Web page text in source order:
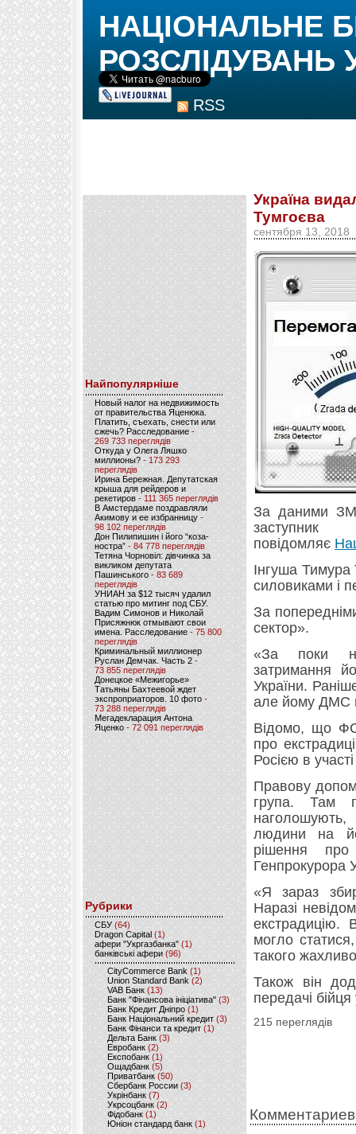
RSS
НАЦІОНАЛЬНЕ
РОЗСЛІДУВАНЬ
Найпопулярніше
Новый налог на недвижимость
от правительства Яценюка.
Платить, съехать, снести или
сжечь? Расследование-
269 733 переглядів
Откуда у Олега Ляшко
миллионы? - 173 293
переглядів
Ирина Бережная. Депутатская
крыша для рейдеров и
рекетиров - 111 365 переглядів
В Амстердаме поздравляли
Акимову и ее избранницу -
98 102 переглядів
Дон Пилипишин і його “коза-
ностра” - 84 778 переглядів
Тетяна Чорновіл: дівчинка за
викликом депутата
Пашинського- 83 689
переглядів
УНИАН за $12 тысяч удалил
статью про митинг под СБУ.
Вадим Симонов и Николай
Присяжнюк отмывают свои
имена. Расследование - 75 800
переглядів
Криминальный миллионер
Руслан Демчак. Часть 2-
73 855 переглядів
Донецкое «Межигорье»
Татьяны Бахтеевой ждет
экспроприаторов. 10 фото -
73 288 переглядів
Мегадекларация Антона
Яценко - 72 091 переглядів
Рубрики
CБУ (64)
Dragon Capital (1)
афери "Укргазбанка" (1)
банківські афери (96)
CityCommerce Bank (1)
Union Standard Bank (2)
VAB Банк (13)
Банк "Фінансова ініціатива" (3)
Банк Кредит Дніпро (1)
Банк Національний кредит (3)
Банк Фінанси та кредит (1)
Дельта Банк (3)
Евробанк(2)
Експобанк (1)
Ощадбанк(5)
Приватбанк (50)
Сбербанк России (3)
Укрінбанк(7)
Укрсоцбанк (2)
Фідобанк (1)
Юніон стандард банк(1)
Україна
Тумгоєва
сентября 13, 2018
За даними
повідомляє
Інгуша Тимура
силовиками і
За
сектор».
«За поки не
затримання
України.
але йому ДМС
Відомо, що
про
Росією в
Правову
група. Там
людини на
рішення про
Генпрокурора
«Я зараз
Наразі
могло
такого
Також він
передачі
215 переглядів